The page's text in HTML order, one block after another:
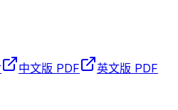
中文版 PDF 英文版 PDF